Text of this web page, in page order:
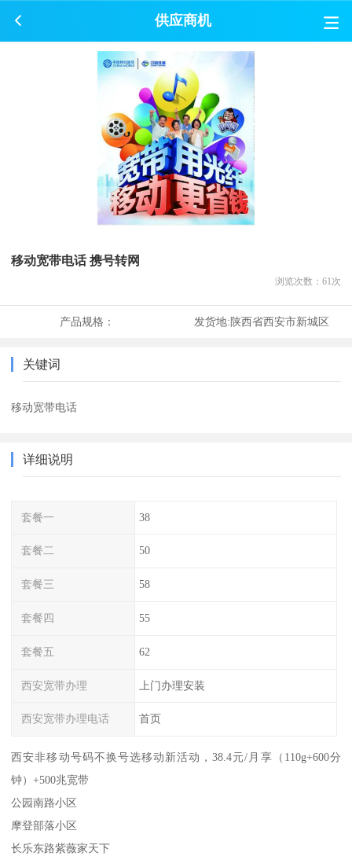
供应商机
移动宽带电话 携号转网
浏览次数： 61 次
产品规格： 发货地:陕西省西安市新城区
关键词
移动宽带电话
详细说明
套餐一 38
套餐二 50
套餐三 58
套餐四 55
套餐五 62
西安宽带办理 上门办理安装
西安宽带办理电话 首页
西安非移动号码不换号选移动新活动，38.4元/月享（110g+600分
钟）+500兆宽带
公园南路小区
摩登部落小区
长乐东路紫薇家天下